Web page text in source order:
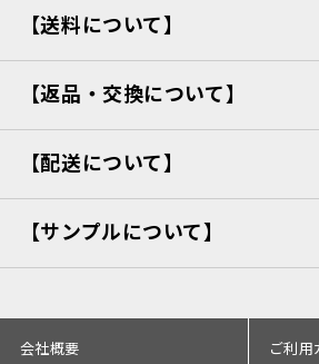
【送料について】
【返品・交換について】
【配送について】
【サンプルについて】
会社概要 ご利用